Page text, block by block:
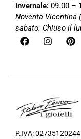
invernale: 09.00 –
Noventa Vicentina
sabato. Chiuso il
P.IVA: